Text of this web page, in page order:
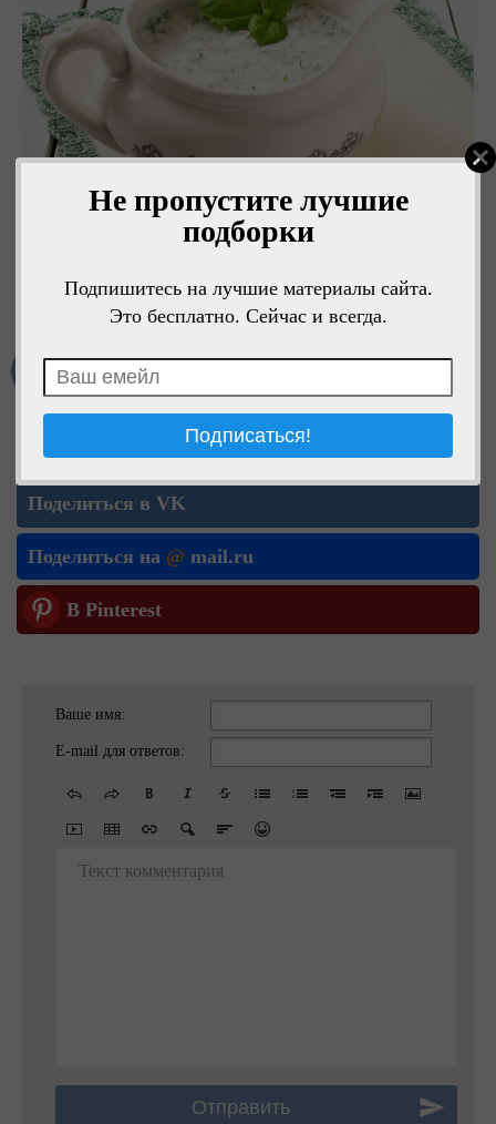
Не пропустите лучшие
подборки
Подпишитесь на лучшие материалы сайта.
Это бесплатно. Сейчас и всегда.
Мне нравится
Поделиться в ОК
Поделиться в VK
Поделиться на @ mail.ru
В Pinterest
Ваше имя:
E-mail для ответов:
Текст комментария